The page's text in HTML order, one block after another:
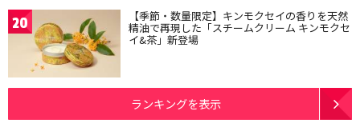
20 【季節・数量限定】キンモクセイの香りを天然
精油で再現した「スチームクリーム キンモクセ
イ&茶」新登場
ランキングを表示